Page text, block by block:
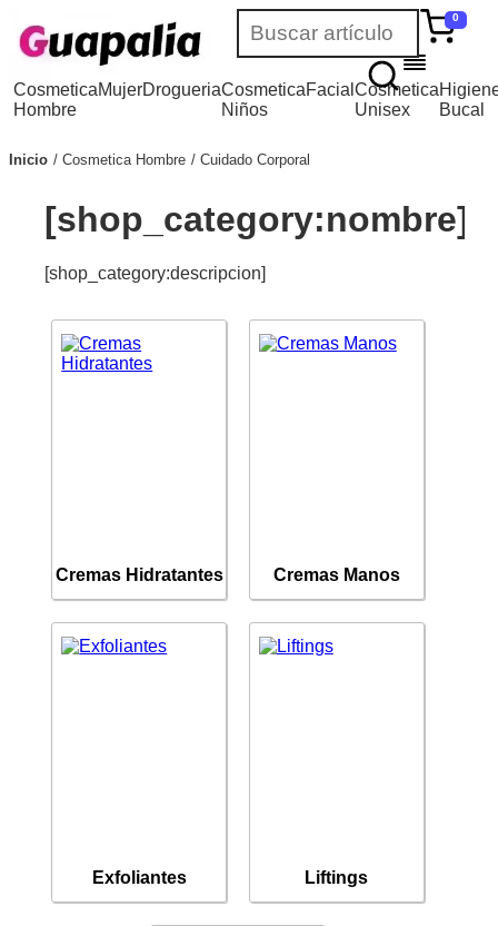
0
Cosmetica
Hombre
MujerDrogueriaCosmetica
Niños
FacialCosmetica
Unisex
Bucal
Inicio Cosmetica Hombre Cuidado Corporal
[shop_category:nombre]
[shop_category:descripcion]
Cremas Hidratantes Cremas Manos
Exfoliantes Liftings